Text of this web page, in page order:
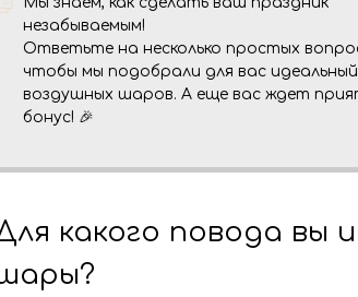
незабываемым!
Ответьте на несколько простых
чтобы мы подобрали для вас
воздушных шаров. А еще вас ждет
бонус! 🎉
какого повода вы
стало
то вы
Мы
и доставке
веселым и
наполняющие